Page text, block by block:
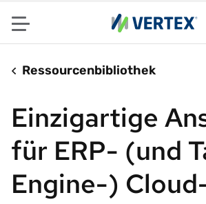
Menu
Ressourcenbibliothek
Einzigartige
für ERP- (und
Engine-)